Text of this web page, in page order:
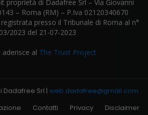
proprietà di Dadafree Srl – Via Giovanni
– Roma (RM) – P.Iva 02120340670
presso il Tribunale di Roma al n°
2023 del 21-07-2023
aderisce al The Trust Project
Srl | web.dadafree@gmail.com
Contatti Privacy
Disclaimer